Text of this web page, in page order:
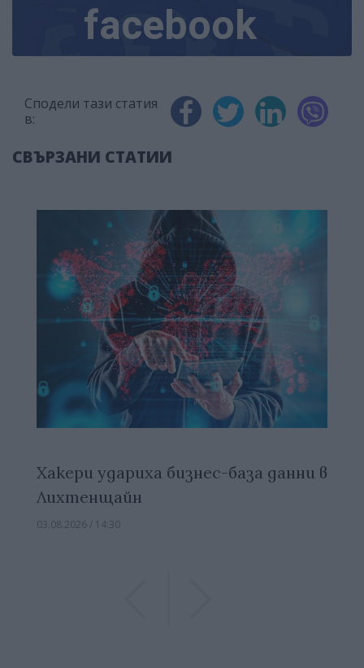
facebook
Сподели тази статия
в:
СВЪРЗАНИ СТАТИИ
Хакери удариха бизнес-база данни в
Лихтенщайн
03.08.2026 / 14:30